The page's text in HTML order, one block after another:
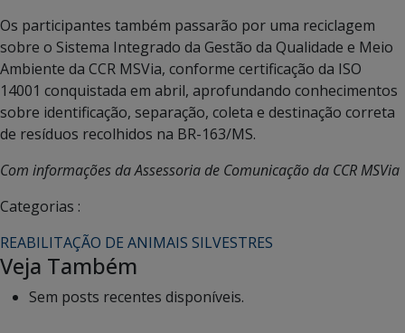
Os participantes também passarão por uma reciclagem
sobre o Sistema Integrado da Gestão da Qualidade e Meio
Ambiente da CCR MSVia, conforme certificação da ISO
14001 conquistada em abril, aprofundando conhecimentos
sobre identificação, separação, coleta e destinação correta
de resíduos recolhidos na BR-163/MS.
Com informações da Assessoria de Comunicação da CCR MSVia
Categorias :
REABILITAÇÃO DE ANIMAIS SILVESTRES
Veja Também
Sem posts recentes disponíveis.